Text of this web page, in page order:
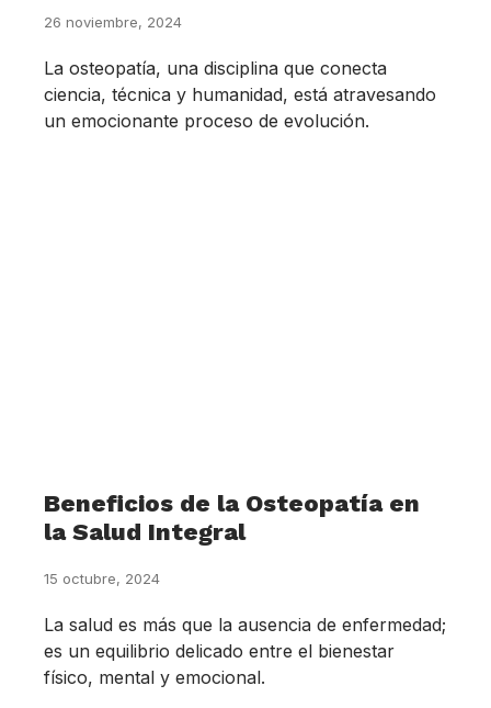
26 noviembre, 2024
La osteopatía, una disciplina que conecta
ciencia, técnica y humanidad, está atravesando
un emocionante proceso de evolución.
Beneficios de la Osteopatía en
la Salud Integral
15 octubre, 2024
La salud es más que la ausencia de enfermedad;
es un equilibrio delicado entre el bienestar
físico, mental y emocional.